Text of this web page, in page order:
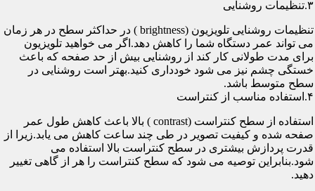
۳.تنظیمات روشنایی
تنظیمات روشنایی تلویزیون (brightness ) در حداکثر سطح در هر زمان
می تواند عمر دستگاه شما را کاهش دهد.اگر می خواهید تلویزیون
برای مدت طولانی کار کند از روشنایی بیش از حد صفحه که باعث
خستگی چشم نیز می شود خودداری کنید.بهتر است روشنایی در
سطح متوسط باشد.
۴.استفاده مناسب از کنتراست
استفاده از سطح کنتراست (contrast ) بالا باعث کاهش طول عمر
صفحه شده و کیفیت تصویر در طی چند ساعت کاهش می یابد.زیرا از
قدرت پردازش بیشتری در سطح کنتراست بالا استفاده می
شود.بنابراین توصیه می شود که سطح کنتراست را هر از گاهی تغییر
دهید.